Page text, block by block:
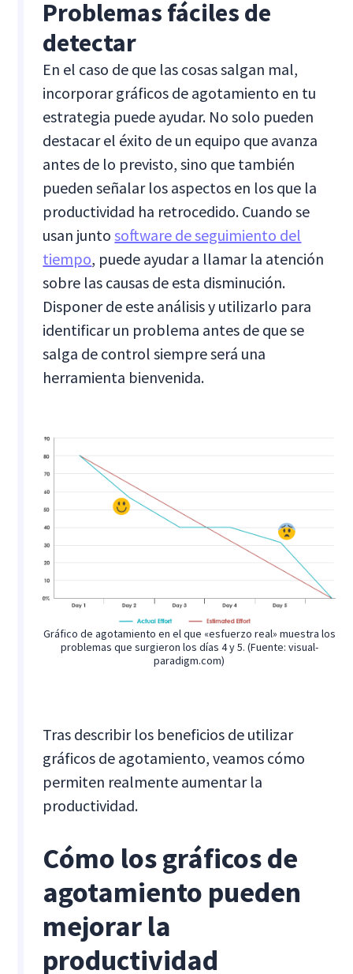
Problemas fáciles de
detectar
En el caso de que las cosas salgan mal,
incorporar gráficos de agotamiento en tu
estrategia puede ayudar. No solo pueden
destacar el éxito de un equipo que avanza
antes de lo previsto, sino que también
pueden señalar los aspectos en los que la
productividad ha retrocedido. Cuando se
usan juntosoftware de seguimiento del
tiempo, puede ayudar a llamar la atención
sobre las causas de esta disminución.
Disponer de este análisis y utilizarlo para
identificar un problema antes de que se
salga de control siempre será una
herramienta bienvenida.
Gráfico de agotamiento en el que «esfuerzo real» muestra los
problemas que surgieron los días 4 y 5. (Fuente: visual-
paradigm.com)
Tras describir los beneficios de utilizar
gráficos de agotamiento, veamos cómo
permiten realmente aumentar la
productividad.
Cómo los gráficos de
agotamiento pueden
mejorar la
productividad